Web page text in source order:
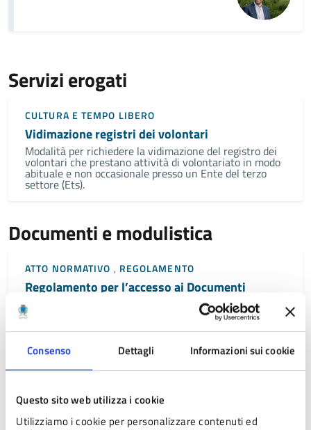
Consenso Dettagli Informazioni sui cookie
Questo sito web utilizza i cookie
Utilizziamo i cookie per personalizzare contenuti ed
Servizi erogati
CULTURA E TEMPO LIBERO
Vidimazione registri dei volontari
Modalità per richiedere la vidimazione del registro dei
volontari che prestano attività di volontariato in modo
abituale e non occasionale presso un Ente del terzo
settore (Ets).
Documenti e modulistica
ATTO NORMATIVO , REGOLAMENTO
Regolamento per l’accesso ai Documenti
Amministrativi
deposito atti